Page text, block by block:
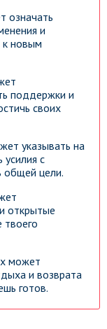
означать
и
к новым
поддержки и
своих
указывать на
с
общей цели.
открытые
может
и возврата
готов.